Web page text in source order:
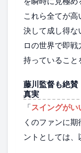
これら全てが高
決して成し得
ロの世界で即
持っていること
藤川監督も絶賛
真実
「スイングがい
くのファンに
ントとしては、